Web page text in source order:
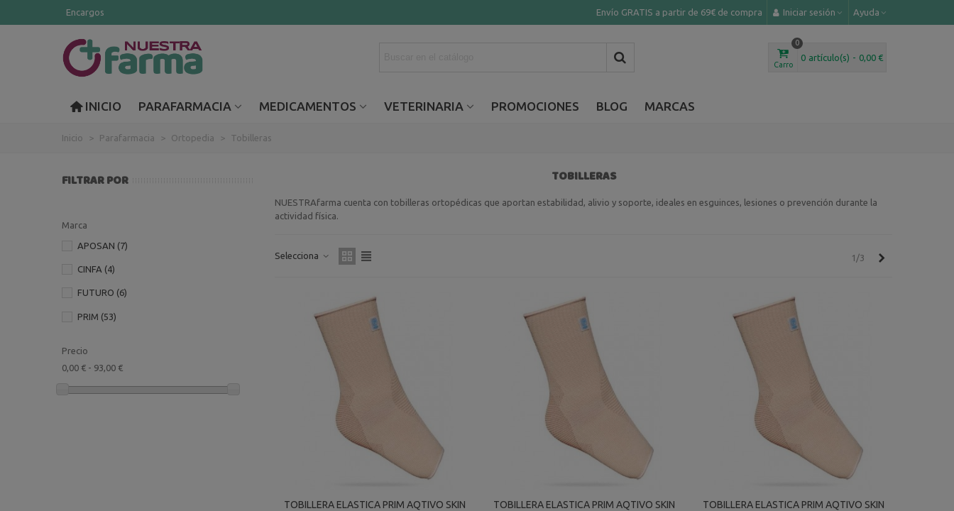
Encargos Envío GRATIS a partir de 69€ de compra Iniciar sesión Ayuda
Carro
0
0 artículo(s) - 0,00 €
INICIO PARAFARMACIA MEDICAMENTOS VETERINARIA PROMOCIONES BLOG MARCAS
Inicio > Parafarmacia > Ortopedia > Tobilleras
FILTRAR POR
Marca
APOSAN (7)
CINFA (4)
FUTURO (6)
PRIM (53)
Precio
0,00 € - 93,00 €
TOBILLERAS
NUESTRAfarma cuenta con tobilleras ortopédicas que aportan estabilidad, alivio y soporte, ideales en esguinces, lesiones o prevención durante la
actividad física.
Selecciona 1/3
TOBILLERA ELASTICA PRIM AQTIVO SKIN
TOBILLERA ELASTICA PRIM AQTIVO SKIN
TOBILLERA ELASTICA PRIM AQTIVO SKIN